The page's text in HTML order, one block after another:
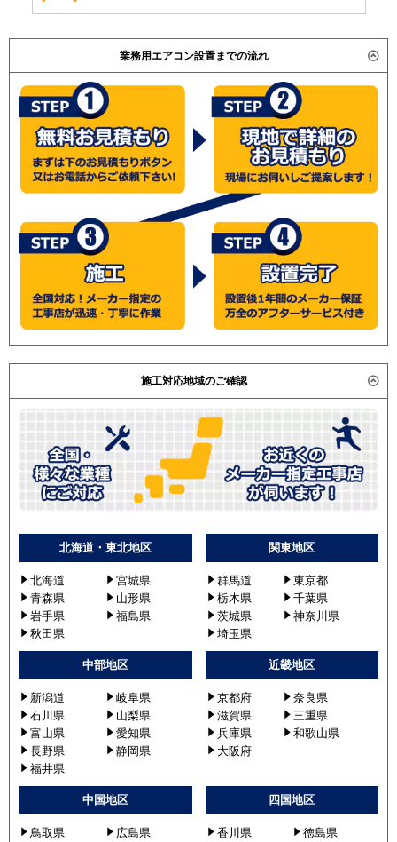
業務用エアコン設置までの流れ
施工対応地域のご確認
北海道・東北地区
北海道
宮城県
青森県
山形県
岩手県
福島県
秋田県
関東地区
群馬道
東京都
栃木県
千葉県
茨城県
神奈川県
埼玉県
中部地区
新潟道
岐阜県
石川県
山梨県
富山県
愛知県
長野県
静岡県
福井県
近畿地区
京都府
奈良県
滋賀県
三重県
兵庫県
和歌山県
大阪府
中国地区
鳥取県
広島県
四国地区
香川県
徳島県